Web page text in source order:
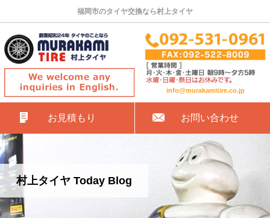
福岡市のタイヤ交換なら村上タイヤ
info@murakamitire.co.jp
お見積もり お問い合わせ
村上タイヤ Today Blog